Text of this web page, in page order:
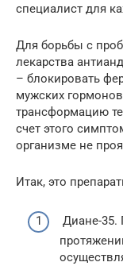
специалист для
Для борьбы с
лекарства
– блокировать
мужских
трансформацию
счет этого
организме не
Итак, это
Диане-35.